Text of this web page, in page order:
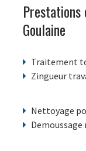
Prestations
Goulaine
Traitement
Zingueur
Nettoyage